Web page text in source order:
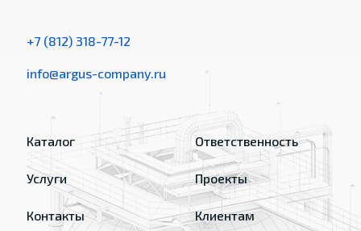
+7 (812) 318-77-12
info@argus-company.ru
Каталог
Услуги
Контакты
Ответственность
Проекты
Клиентам